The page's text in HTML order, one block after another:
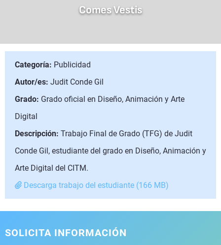
Comes Vestis
Categoría: Publicidad
Autor/es: Judit Conde Gil
Grado: Grado oficial en Diseño, Animación y Arte
Digital
Descripción: Trabajo Final de Grado (TFG) de Judit
Conde Gil, estudiante del grado en Diseño, Animación y
Arte Digital del CITM.
Descarga trabajo del estudiante (166 MB)
SOLICITA INFORMACIÓN